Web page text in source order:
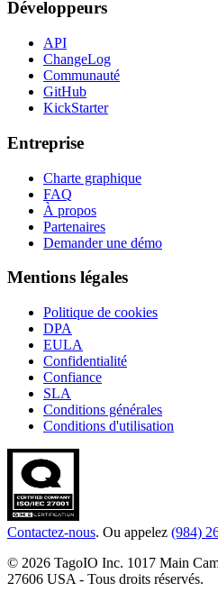
Développeurs
API
ChangeLog
Communauté
GitHub
KickStarter
Entreprise
Charte graphique
FAQ
À propos
Partenaires
Demander une démo
Mentions légales
Politique de cookies
DPA
EULA
Confidentialité
Confiance
SLA
Conditions générales
Conditions d'utilisation
Contactez-nous. Ou appelez (984)
© 2026 TagoIO Inc. 1017 Main
27606 USA - Tous droits réservés.